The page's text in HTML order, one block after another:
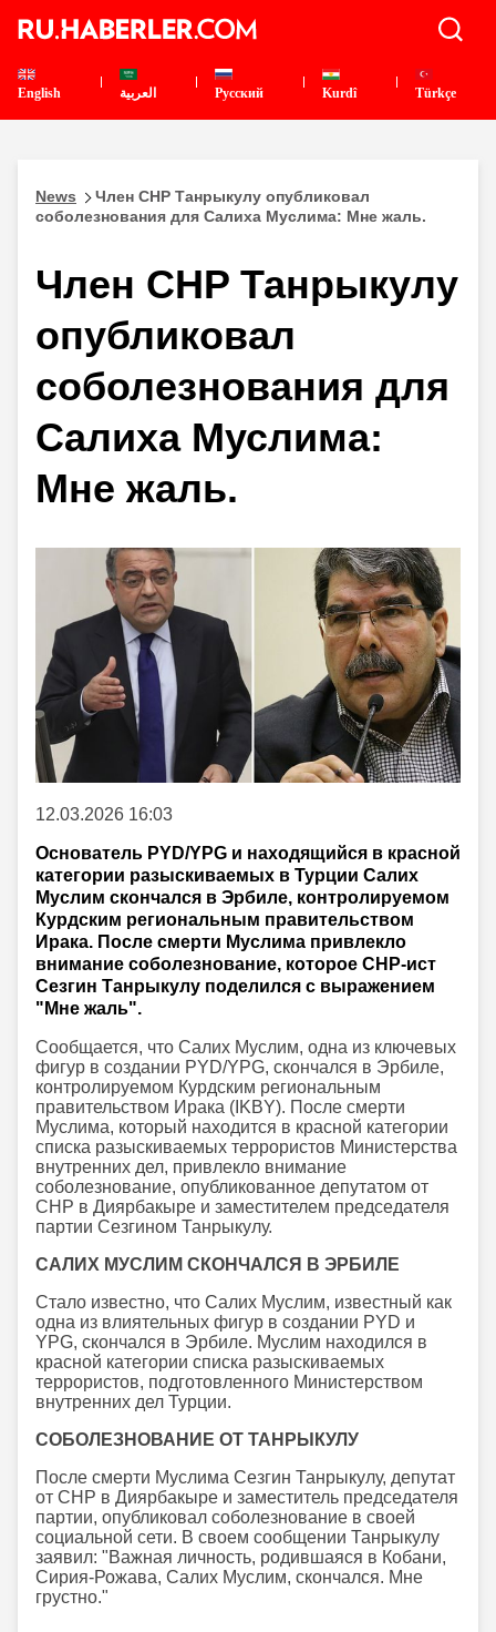
English العربية Pусский Kurdî Türkçe
News
Член CHP Танрыкулу опубликовал
соболезнования для Салиха Муслима: Мне жаль.
Член CHP Танрыкулу
опубликовал
соболезнования для
Салиха Муслима:
Мне жаль.
12.03.2026 16:03
Основатель PYD/YPG и находящийся в красной
категории разыскиваемых в Турции Салих
Муслим скончался в Эрбиле, контролируемом
Курдским региональным правительством
Ирака. После смерти Муслима привлекло
внимание соболезнование, которое CHP-ист
Сезгин Танрыкулу поделился с выражением
"Мне жаль".
Сообщается, что Салих Муслим, одна из ключевых
фигур в создании PYD/YPG, скончался в Эрбиле,
контролируемом Курдским региональным
правительством Ирака (IKBY). После смерти
Муслима, который находится в красной категории
списка разыскиваемых террористов Министерства
внутренних дел, привлекло внимание
соболезнование, опубликованное депутатом от
CHP в Диярбакыре и заместителем председателя
партии Сезгином Танрыкулу.
САЛИХ МУСЛИМ СКОНЧАЛСЯ В ЭРБИЛЕ
Стало известно, что Салих Муслим, известный как
одна из влиятельных фигур в создании PYD и
YPG, скончался в Эрбиле. Муслим находился в
красной категории списка разыскиваемых
террористов, подготовленного Министерством
внутренних дел Турции.
СОБОЛЕЗНОВАНИЕ ОТ ТАНРЫКУЛУ
После смерти Муслима Сезгин Танрыкулу, депутат
от CHP в Диярбакыре и заместитель председателя
партии, опубликовал соболезнование в своей
социальной сети. В своем сообщении Танрыкулу
заявил: "Важная личность, родившаяся в Кобани,
Сирия-Рожава, Салих Муслим, скончался. Мне
грустно."